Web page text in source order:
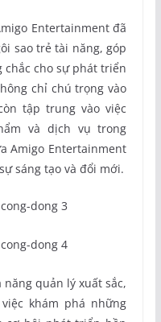
Entertainment đã
sao trẻ tài năng, góp
chắc cho sự phát triển
chỉ chú trọng vào
tập trung vào việc
và dịch vụ trong
Amigo Entertainment
sáng tạo và đổi mới.
quản lý xuất sắc,
khám phá những